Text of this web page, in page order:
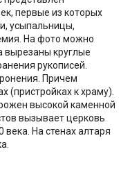
первые из которых
усыпальницы,
На фото можно
вырезаны круглые
рукописей.
Причем
(пристройках к храму).
высокой каменной
вызывает церковь
На стенах алтаря